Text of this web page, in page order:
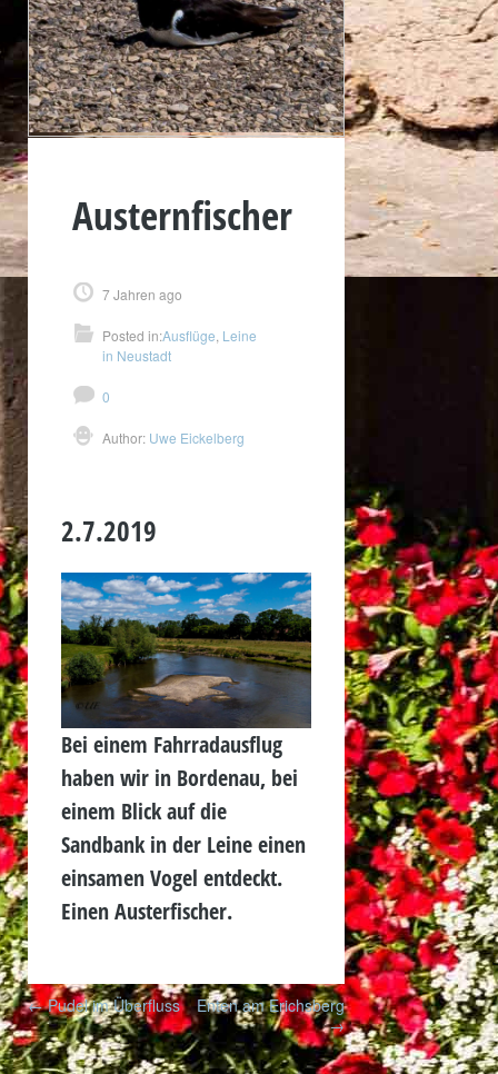
Austernfischer
7 Jahren ago
Posted in:Ausflüge Leine
in Neustadt
0
Author: Uwe Eickelberg
2.7.2019
Bei einem Fahrradausflug
haben wir in Bordenau, bei
einem Blick auf die
Sandbank in der Leine einen
einsamen Vogel entdeckt.
Einen Austerfischer.
Post
navigation
←Pudel im Überfluss
Enten am Erichsberg
→